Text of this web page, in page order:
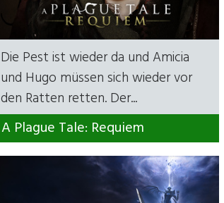
Die Pest ist wieder da und Amicia
und Hugo müssen sich wieder vor
den Ratten retten. Der...
A Plague Tale: Requiem